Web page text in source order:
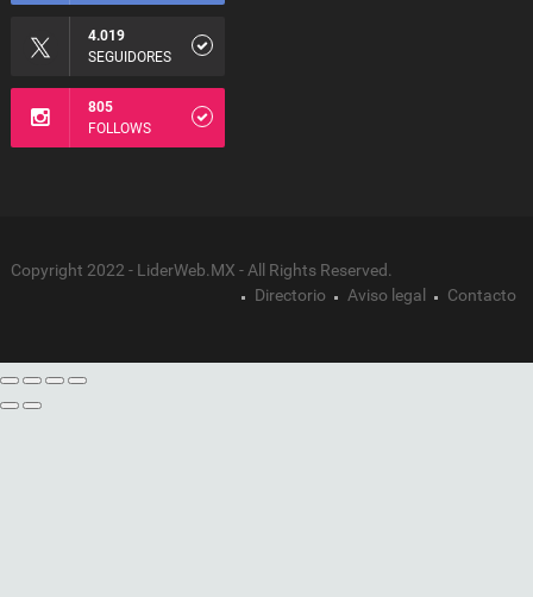
4.019
SEGUIDORES
805
FOLLOWS
Copyright 2022 - LiderWeb.MX - All Rights Reserved.
Directorio
Aviso legal Contacto